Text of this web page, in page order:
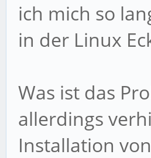
ich mich so
in der Linux
Was ist das
allerdings
Installation